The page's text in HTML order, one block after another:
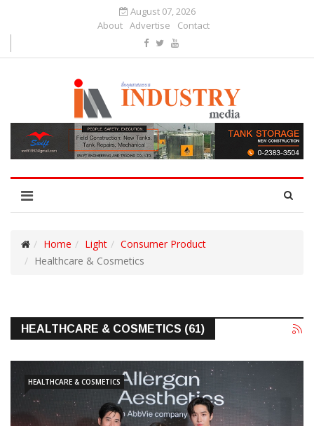
August 07, 2026
About Advertise Contact
Home Light
Consumer Product
Healthcare & Cosmetics
HEALTHCARE & COSMETICS (61)
HEALTHCARE & COSMETICS